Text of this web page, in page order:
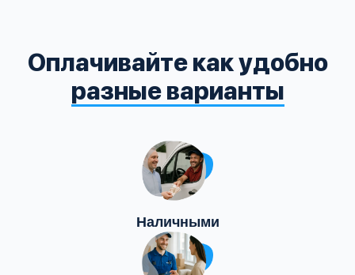
Оплачивайте как удобно
разные варианты
Наличными